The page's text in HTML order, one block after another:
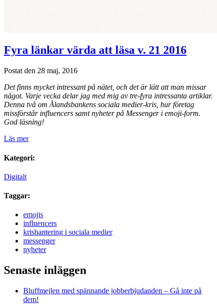
Fyra länkar värda att läsa v. 21 2016
Postat den 28 maj, 2016
Det finns mycket intressant på nätet, och det är lätt att man missar
något. Varje vecka delar jag med mig av tre-fyra intressanta artiklar.
Denna två om Ålandsbankens sociala medier-kris, hur företag
missförstår influencers samt nyheter på Messenger i emoji-form.
God läsning!
Läs mer
Kategori:
Digitalt
Taggar:
emojis
influencers
krishantering i sociala medier
messenger
nyheter
Senaste inläggen
Bluffmejlen med spännande jobberbjudanden – Gå inte på
dem!